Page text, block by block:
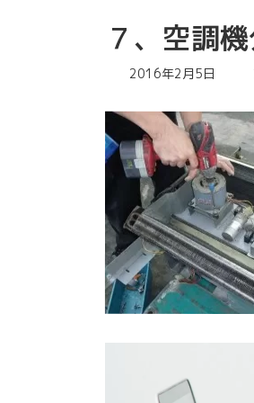
７、空調
2016年2月5日